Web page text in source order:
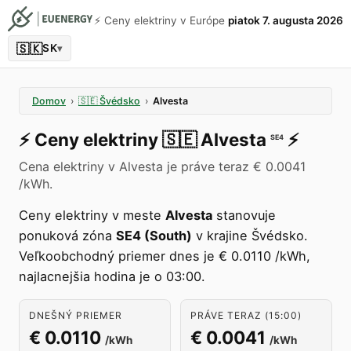
⚡️ Ceny elektriny v Európe piatok 7. augusta 2026
🇸🇰SK▾
Domov › 🇸🇪 Švédsko › Alvesta
⚡️ Ceny elektriny🇸🇪 Alvesta SE4 ⚡️
Cena elektriny v Alvesta je práve teraz € 0.0041
/kWh.
Ceny elektriny v meste Alvesta stanovuje
ponuková zóna SE4 (South) v krajine Švédsko.
Veľkoobchodný priemer dnes je € 0.0110 /kWh,
najlacnejšia hodina je o 03:00.
DNEŠNÝ PRIEMER
€ 0.0110 /kWh
PRÁVE TERAZ (15:00)
€ 0.0041 /kWh